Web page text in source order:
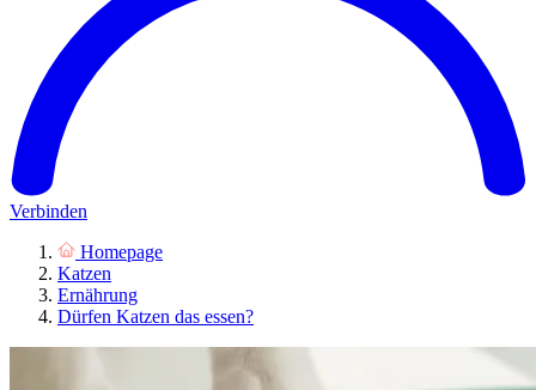
Verbinden
Homepage
Katzen
Ernährung
Dürfen Katzen das essen?